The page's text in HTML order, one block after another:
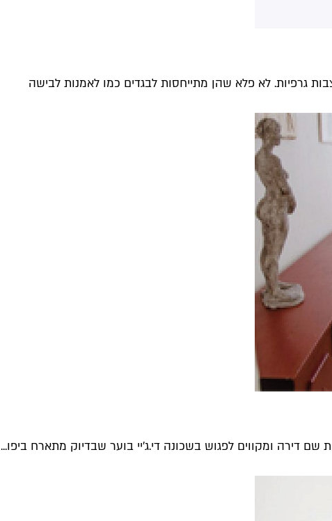
שם דירה ומקווים לפגוש בשכונה די.ג'יי בוער שבדיוק מתארח ביפו...